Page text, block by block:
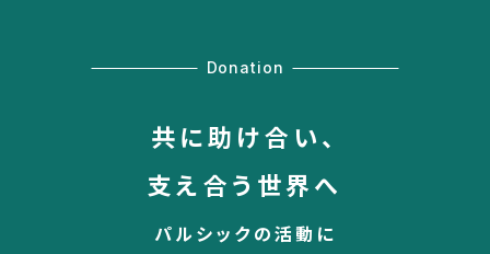
Donation
共に助け合い、
支え合う世界へ
パルシックの活動に